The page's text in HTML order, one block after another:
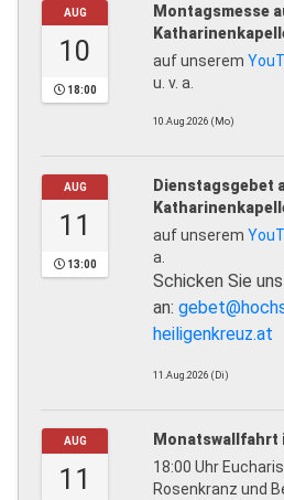
AUG
10
18:00
Montagsmesse
auf unserem
u. v. a.
10.Aug.2026 (Mo)
AUG
11
13:00
Dienstagsgebet
auf unserem
a.
Schicken Sie
an:
heiligenkreuz.at
11.Aug.2026 (Di)
AUG
11
Monatswallfahrt
18:00 Uhr
Rosenkranz und